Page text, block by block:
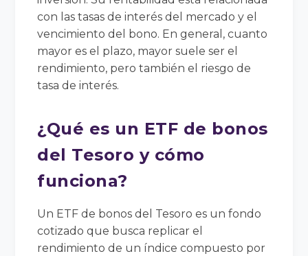
con las tasas de interés del mercado y el
vencimiento del bono. En general, cuanto
mayor es el plazo, mayor suele ser el
rendimiento, pero también el riesgo de
tasa de interés.
¿Qué es un ETF de bonos
del Tesoro y cómo
funciona?
Un ETF de bonos del Tesoro es un fondo
cotizado que busca replicar el
rendimiento de un índice compuesto por